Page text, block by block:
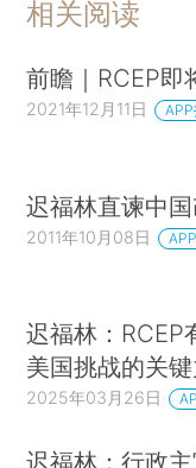
相关阅读
前瞻｜RCEP即
2021年12月11日
迟福林直谏中
2011年10月08日
迟福林：RCEP
美国挑战的关
2025年03月26日
迟福林：行政